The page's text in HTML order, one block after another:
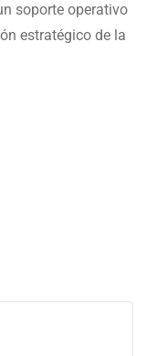
soporte operativo
estratégico de la